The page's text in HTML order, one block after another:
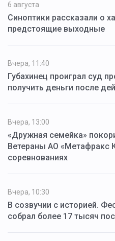
6 августа
Синоптики рассказали о
предстоящие выходные
Вчера, 11:40
Губахинец проиграл суд
получить деньги после
Вчера, 13:00
«Дружная семейка»
Ветераны АО «Метафракс
соревнованиях
Вчера, 10:30
В созвучии с историей.
собрал более 17 тысяч